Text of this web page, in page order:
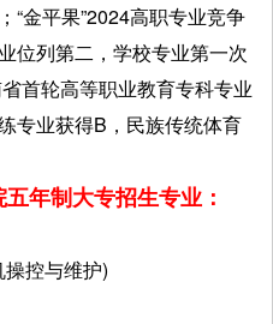
“金平果”2024高职专业竞争
位列第二，学校专业第一次
首轮高等职业教育专科专业
专业获得B，民族传统体育
年制大专招生专业：
控与维护)